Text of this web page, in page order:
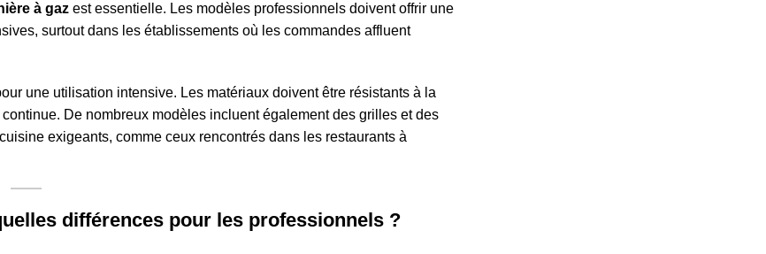
à gaz est essentielle. Les modèles professionnels doivent offrir une
surtout dans les établissements où les commandes affluent
une utilisation intensive. Les matériaux doivent être résistants à la
De nombreux modèles incluent également des grilles et des
exigeants, comme ceux rencontrés dans les restaurants à
différences pour les professionnels ?